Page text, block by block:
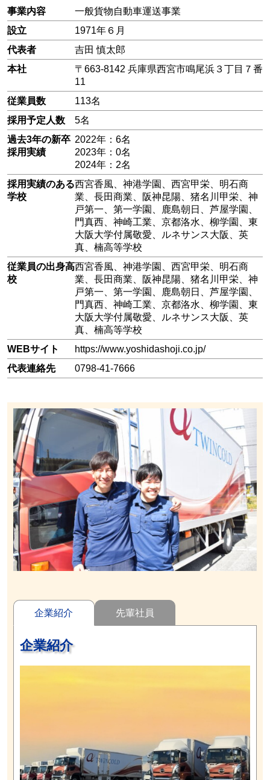
事業内容
一般貨物自動車運送事業
設立
1971年６月
代表者
吉田 慎太郎
本社
〒663-8142 兵庫県西宮市鳴尾浜３丁目７番
11
従業員数
113名
採用予定人数
5名
過去3年の新卒
採用実績
2022年：6名
2023年：0名
2024年：2名
採用実績のある
学校
西宮香風、神港学園、西宮甲栄、明石商
業、長田商業、阪神昆陽、猪名川甲栄、神
戸第一、第一学園、鹿島朝日、芦屋学園、
門真西、神崎工業、京都洛水、柳学園、東
大阪大学付属敬愛、ルネサンス大阪、英
真、楠高等学校
従業員の出身高
校
西宮香風、神港学園、西宮甲栄、明石商
業、長田商業、阪神昆陽、猪名川甲栄、神
戸第一、第一学園、鹿島朝日、芦屋学園、
門真西、神崎工業、京都洛水、柳学園、東
大阪大学付属敬愛、ルネサンス大阪、英
真、楠高等学校
WEBサイト
https://www.yoshidashoji.co.jp/
代表連絡先
0798-41-7666
企業紹介 先輩社員
企業紹介